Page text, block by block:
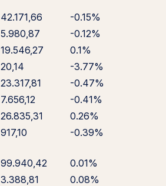
42.171,66
-0.15%
5.980,87
-0.12%
19.546,27
0.1%
20,14
-3.77%
23.317,81
-0.47%
7.656,12
-0.41%
26.835,31
0.26%
917,10 -0.39%
99.940,42
0.01%
3.388,81
0.08%